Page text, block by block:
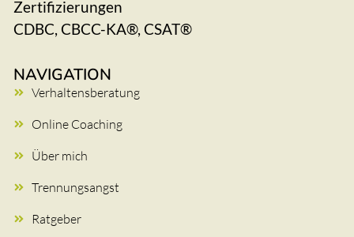
Zertifizierungen
CDBC, CBCC-KA®, CSAT®
NAVIGATION
Verhaltensberatung
Online Coaching
Über mich
Trennungsangst
Ratgeber